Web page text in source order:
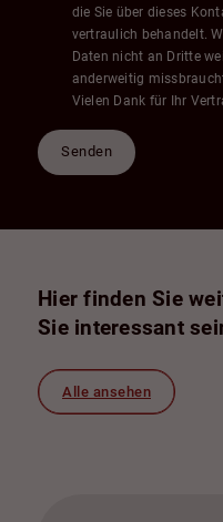
die Sie über dieses
vertraulich behandelt.
Daten nicht an Dritte
anderweitig
Vielen Dank für Ihr
Senden
Hier finden Sie
Sie interessant
Alle ansehen